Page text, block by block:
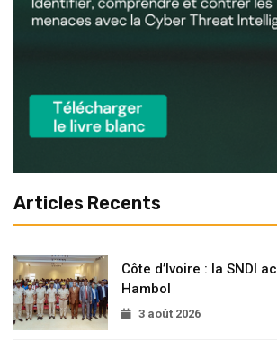
Articles Recents
Côte d’Ivoire : la SNDI
Hambol
3 août 2026